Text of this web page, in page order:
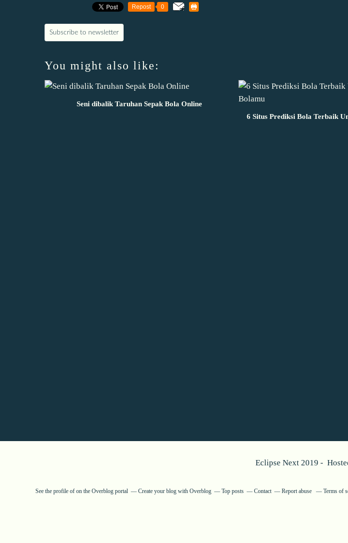
Repost 0
Subscribe to newsletter
You might also like:
Seni dibalik Taruhan Sepak Bola Online
6 Situs Prediksi Bola Terbaik
Eclipse Next 2019 -
See the profile of on the Overblog portal Create your blog with Overblog Top posts Contact Report abuse Terms of